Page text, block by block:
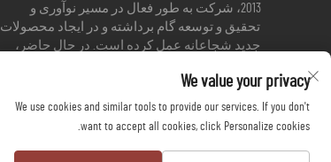
2013، شرکت به طور فعال در مسیر نوآوری و
تحقیق و توسعه گام برداشته و در ایجاد محصولات
جدید شجاعانه عمل کرده است. در حال حاضر،
است.
We value your privacy
We use cookies and similar tools to provide our services. If you don't
want to accept all cookies, click Personalize cookies.